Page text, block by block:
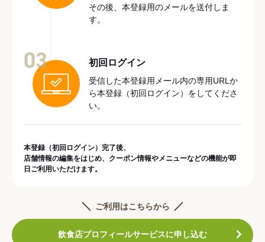
その後、本登録用のメールを送付しま
す。
初回ログイン
受信した本登録用メール内の専用URLか
ら本登録（初回ログイン）をしてくださ
い。
本登録（初回ログイン）完了後、
店舗情報の編集をはじめ、クーポン情報やメニューなどの機能が即
日ご利用いただけます。
ご利用はこちらから
飲食店プロフィールサービスに申し込む